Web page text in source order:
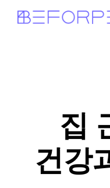
집
건강